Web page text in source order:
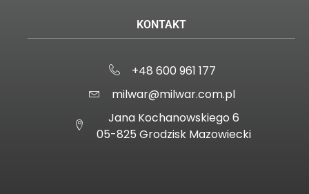
KONTAKT
+48 600 961 177
milwar@milwar.com.pl
Jana Kochanowskiego 6
05-825 Grodzisk Mazowiecki